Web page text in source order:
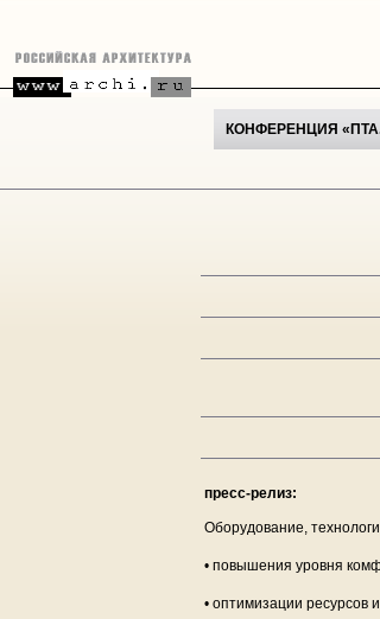
КОНФЕРЕНЦИЯ
пресс-релиз:
Оборудование,
• повышения уровня
• оптимизации ресурсов